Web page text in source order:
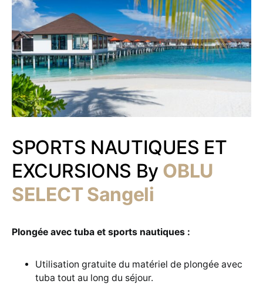
SPORTS NAUTIQUES ET
EXCURSIONS By OBLU
SELECT Sangeli
Plongée avec tuba et sports nautiques :
Utilisation gratuite du matériel de plongée avec
tuba tout au long du séjour.